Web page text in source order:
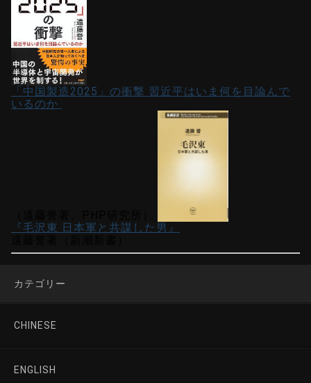
「中国製造2025」の衝撃 習近平はいま何を目論んで
いるのか
『毛沢東 日本軍と共謀した男』
カテゴリー
CHINESE
ENGLISH